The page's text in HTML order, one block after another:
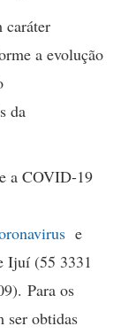
caráter
a evolução
da
a COVID-19
e
Ijuí (55 3331
Para os
ser obtidas